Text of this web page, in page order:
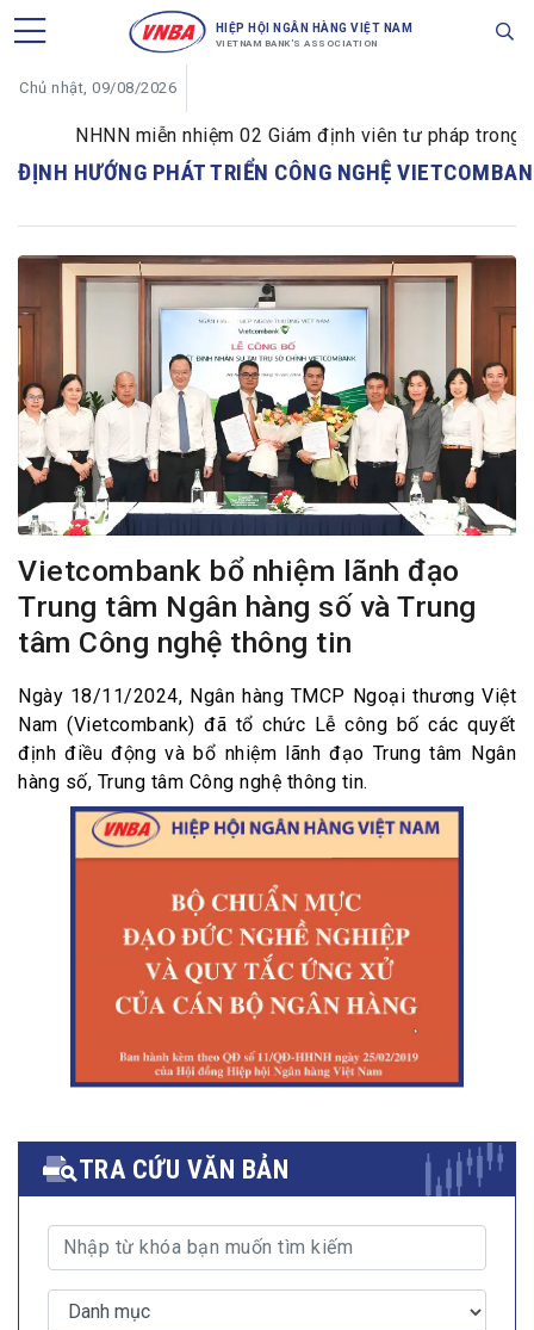
HIỆP HỘI NGÂN HÀNG VIỆT NAM
VIETNAM BANK'S ASSOCIATION
Chủ nhật, 09/08/2026
NHNN miễn nhiệm 02 Giám định viên tư pháp trong
ĐỊNH HƯỚNG PHÁT TRIỂN CÔNG NGHỆ
Vietcombank bổ nhiệm lãnh đạo
Trung tâm Ngân hàng số và Trung
tâm Công nghệ thông tin
Ngày 18/11/2024, Ngân hàng TMCP Ngoại thương Việt
Nam (Vietcombank) đã tổ chức Lễ công bố các quyết
định điều động và bổ nhiệm lãnh đạo Trung tâm Ngân
hàng số, Trung tâm Công nghệ thông tin.
TRA CỨU VĂN BẢN